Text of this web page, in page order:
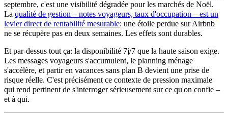
septembre, c'est une visibilité dégradée pour les marchés de Noël.
La qualité de gestion – notes voyageurs, taux d'occupation – est un
levier direct de rentabilité mesurable: une étoile perdue sur Airbnb
ne se récupère pas en deux semaines. Les effets sont durables.
Et par-dessus tout ça: la disponibilité 7j/7 que la haute saison exige.
Les messages voyageurs s'accumulent, le planning ménage
s'accélère, et partir en vacances sans plan B devient une prise de
risque réelle. C'est précisément ce contexte de pression maximale
qui rend pertinent de s'interroger sérieusement sur ce qu'on confie –
et à qui.